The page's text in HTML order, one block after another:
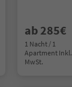
ab 285€
1 Nacht / 1
Apartment Inkl.
MwSt.